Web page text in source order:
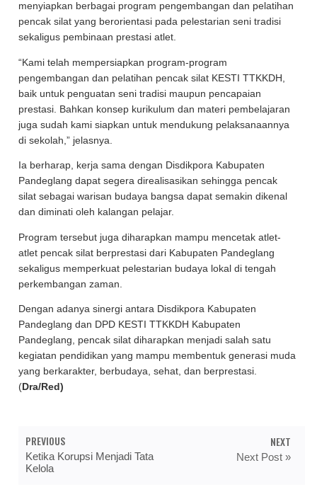
menyiapkan berbagai program pengembangan dan pelatihan
pencak silat yang berorientasi pada pelestarian seni tradisi
sekaligus pembinaan prestasi atlet.
“Kami telah mempersiapkan program-program
pengembangan dan pelatihan pencak silat KESTI TTKKDH,
baik untuk penguatan seni tradisi maupun pencapaian
prestasi. Bahkan konsep kurikulum dan materi pembelajaran
juga sudah kami siapkan untuk mendukung pelaksanaannya
di sekolah,” jelasnya.
Ia berharap, kerja sama dengan Disdikpora Kabupaten
Pandeglang dapat segera direalisasikan sehingga pencak
silat sebagai warisan budaya bangsa dapat semakin dikenal
dan diminati oleh kalangan pelajar.
Program tersebut juga diharapkan mampu mencetak atlet-
atlet pencak silat berprestasi dari Kabupaten Pandeglang
sekaligus memperkuat pelestarian budaya lokal di tengah
perkembangan zaman.
Dengan adanya sinergi antara Disdikpora Kabupaten
Pandeglang dan DPD KESTI TTKKDH Kabupaten
Pandeglang, pencak silat diharapkan menjadi salah satu
kegiatan pendidikan yang mampu membentuk generasi muda
yang berkarakter, berbudaya, sehat, dan berprestasi.
( Dra/Red)
PREVIOUS
Ketika Korupsi Menjadi Tata
Kelola
NEXT
Next Post »